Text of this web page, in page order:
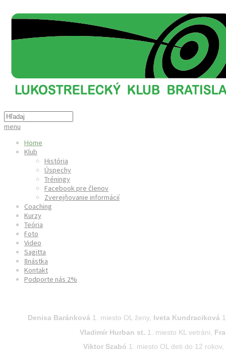
menu
Home
Klub
História
Úspechy
Tréningy
Facebook pre členov
Zverejňovanie informácií
Coaching
Kurzy
Teória
Foto
Video
Sagitta
8nástka
Kontakt
Podporte nás 2%
Denisa Baránková1. miesto OL ženy, Iveta Kundraciková
Vladimír Hurban st. 1. miesto KL vetráni,
Viktor Szabó 1. miesto OL deti do 12 rokov,